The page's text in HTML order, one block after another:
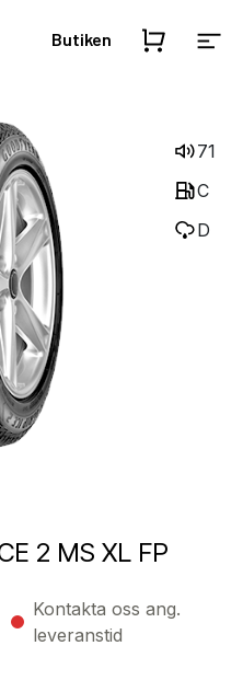
Butiken
71
C
D
2 MS XL FP
Kontakta oss ang.
leveranstid